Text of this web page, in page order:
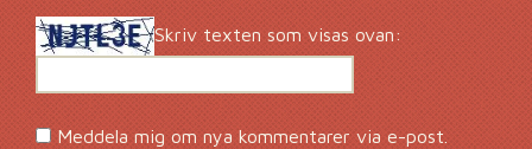
Skriv texten som visas ovan:
Meddela mig om nya kommentarer via e-post.